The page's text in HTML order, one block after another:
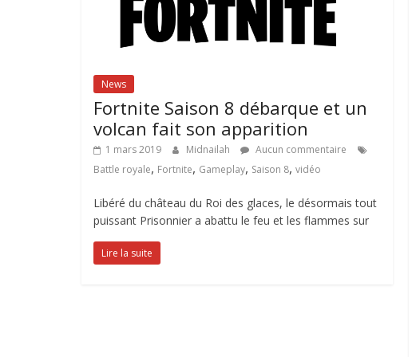
News
Fortnite Saison 8 débarque et un
volcan fait son apparition
1 mars 2019 Midnailah
Aucun commentaire
Battle royale, Fortnite, Gameplay, Saison 8, vidéo
Libéré du château du Roi des glaces, le désormais tout
puissant Prisonnier a abattu le feu et les flammes sur
Lire la suite